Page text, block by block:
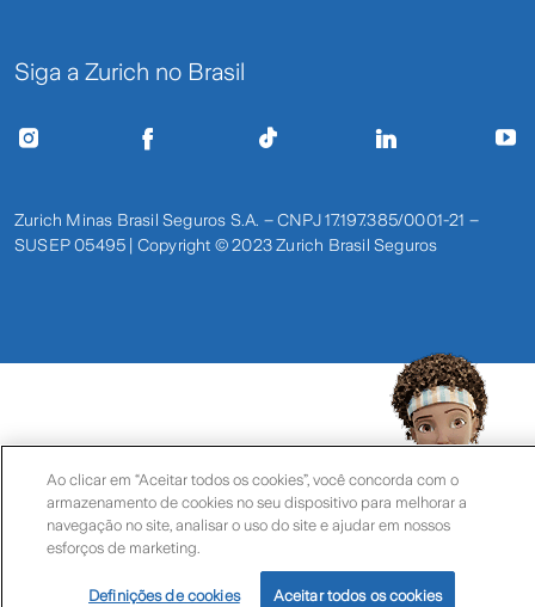
Siga a Zurich no Brasil
Zurich Minas Brasil Seguros S.A. – CNPJ 17.197.385/0001-21 –
SUSEP 05495 | Copyright © 2023 Zurich Brasil Seguros
Olá, sou a Laiz!
Como posso
Ao clicar em “Aceitar todos os cookies”, você concorda com o
armazenamento de cookies no seu dispositivo para melhorar a
navegação no site, analisar o uso do site e ajudar em nossos
esforços de marketing.
Definições de cookies Aceitar todos os cookies